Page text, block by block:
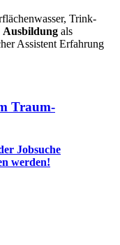
Trink-
Ausbildung als
Assistent Erfahrung
Traum-
Jobsuche
werden!